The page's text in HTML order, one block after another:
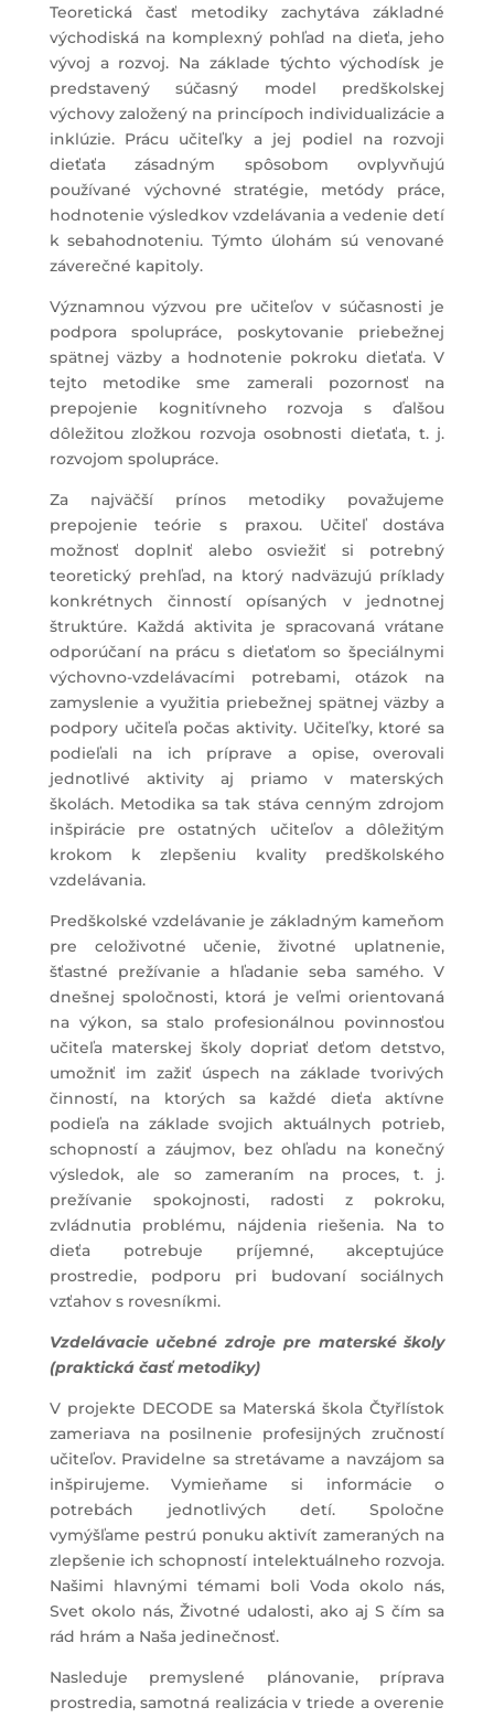
Teoretická časť metodiky zachytáva základné
východiská na komplexný pohľad na dieťa, jeho
vývoj a rozvoj. Na základe týchto východísk je
predstavený súčasný model predškolskej
výchovy založený na princípoch individualizácie a
inklúzie. Prácu učiteľky a jej podiel na rozvoji
dieťaťa zásadným spôsobom ovplyvňujú
používané výchovné stratégie, metódy práce,
hodnotenie výsledkov vzdelávania a vedenie detí
k sebahodnoteniu. Týmto úlohám sú venované
záverečné kapitoly.
Významnou výzvou pre učiteľov v súčasnosti je
podpora spolupráce, poskytovanie priebežnej
spätnej väzby a hodnotenie pokroku dieťaťa. V
tejto metodike sme zamerali pozornosť na
prepojenie kognitívneho rozvoja s ďalšou
dôležitou zložkou rozvoja osobnosti dieťaťa, t. j.
rozvojom spolupráce.
Za najväčší prínos metodiky považujeme
prepojenie teórie s praxou. Učiteľ dostáva
možnosť doplniť alebo osviežiť si potrebný
teoretický prehľad, na ktorý nadväzujú príklady
konkrétnych činností opísaných v jednotnej
štruktúre. Každá aktivita je spracovaná vrátane
odporúčaní na prácu s dieťaťom so špeciálnymi
výchovno-vzdelávacími potrebami, otázok na
zamyslenie a využitia priebežnej spätnej väzby a
podpory učiteľa počas aktivity. Učiteľky, ktoré sa
podieľali na ich príprave a opise, overovali
jednotlivé aktivity aj priamo v materských
školách. Metodika sa tak stáva cenným zdrojom
inšpirácie pre ostatných učiteľov a dôležitým
krokom k zlepšeniu kvality predškolského
vzdelávania.
Predškolské vzdelávanie je základným kameňom
pre celoživotné učenie, životné uplatnenie,
šťastné prežívanie a hľadanie seba samého. V
dnešnej spoločnosti, ktorá je veľmi orientovaná
na výkon, sa stalo profesionálnou povinnosťou
učiteľa materskej školy dopriať deťom detstvo,
umožniť im zažiť úspech na základe tvorivých
činností, na ktorých sa každé dieťa aktívne
podieľa na základe svojich aktuálnych potrieb,
schopností a záujmov, bez ohľadu na konečný
výsledok, ale so zameraním na proces, t. j.
prežívanie spokojnosti, radosti z pokroku,
zvládnutia problému, nájdenia riešenia. Na to
dieťa potrebuje príjemné, akceptujúce
prostredie, podporu pri budovaní sociálnych
vzťahov s rovesníkmi.
Vzdelávacie učebné zdroje pre materské školy
(praktická časť metodiky)
V projekte DECODE sa Materská škola Čtyřlístok
zameriava na posilnenie profesijných zručností
učiteľov. Pravidelne sa stretávame a navzájom sa
inšpirujeme. Vymieňame si informácie o
potrebách jednotlivých detí. Spoločne
vymýšľame pestrú ponuku aktivít zameraných na
zlepšenie ich schopností intelektuálneho rozvoja.
Našimi hlavnými témami boli Voda okolo nás,
Svet okolo nás, Životné udalosti, ako aj S čím sa
rád hrám a Naša jedinečnosť.
Nasleduje premyslené plánovanie, príprava
prostredia, samotná realizácia v triede a overenie